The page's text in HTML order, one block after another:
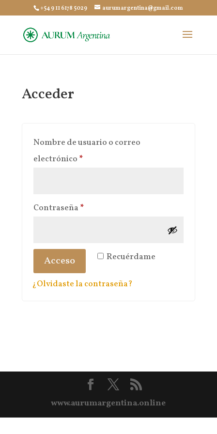
+54 9 11 6178 5029 aurumargentina@gmail.com
Acceder
Nombre de usuario o correo
electrónico *Obligatorio
Contraseña *Obligatorio
Recuérdame
Acceso
¿Olvidaste la contraseña?
www.aurumargentina.online